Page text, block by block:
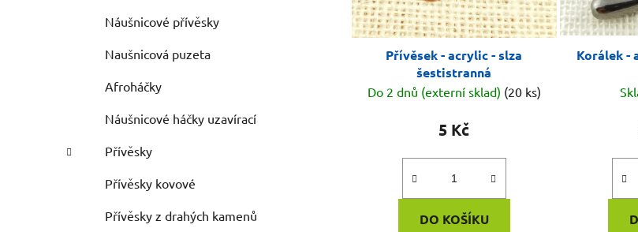
Náušnicové přívěsky
Naušnicová puzeta
Afroháčky
Náušnicové háčky uzavírací
Přívěsky
Přívěsky kovové
Přívěsky z drahých kamenů
Přívěsek - acrylic - slza
šestistranná
Do 2 dnů (externí sklad) (20 ks)
5 Kč
DO KOŠÍKU
Korálek -